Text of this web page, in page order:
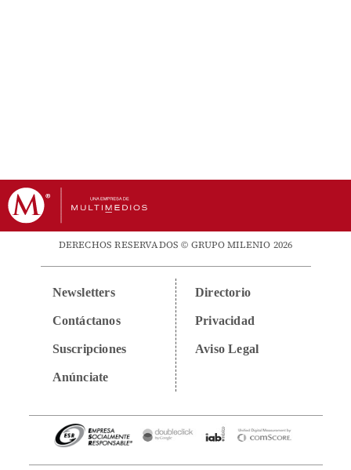
DERECHOS RESERVADOS © GRUPO MILENIO 2026
Newsletters
Contáctanos
Suscripciones
Anúnciate
Directorio
Privacidad
Aviso Legal